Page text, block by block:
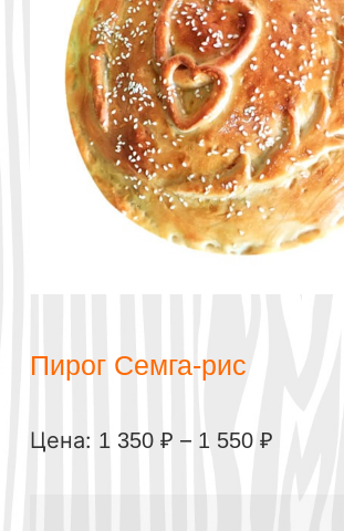
Пирог Семга-рис
Цена: 1 350 ₽ – 1 550 ₽